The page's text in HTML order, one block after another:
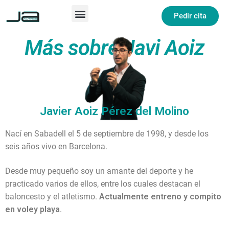
Pedir cita
Más sobre Javi Aoiz
Javier Aoiz Pérez del Molino
Nací en Sabadell el 5 de septiembre de 1998, y desde los
seis años vivo en Barcelona.
Desde muy pequeño soy un amante del deporte y he
practicado varios de ellos, entre los cuales destacan el
baloncesto y el atletismo. Actualmente entreno y compito
en voley playa.